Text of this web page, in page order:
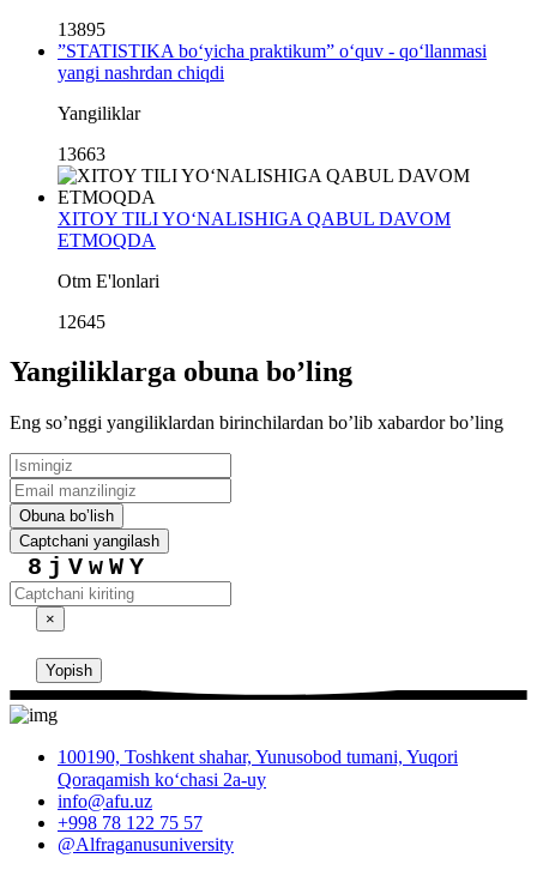
13895
”STATISTIKA bo‘yicha praktikum” o‘quv - qo‘llanmasi
yangi nashrdan chiqdi
Yangiliklar
13663
XITOY TILI YO‘NALISHIGA QABUL DAVOM
ETMOQDA
Otm E'lonlari
12645
Yangiliklarga obuna boʼling
Eng soʼnggi yangiliklardan birinchilardan boʼlib xabardor boʼling
Obuna boʼlish
Captchani yangilash
8jVwWY
×
Yopish
100190, Toshkent shahar, Yunusobod tumani, Yuqori
Qoraqamish ko‘chasi 2a-uy
info@afu.uz
+998 78 122 75 57
@Alfraganusuniversity